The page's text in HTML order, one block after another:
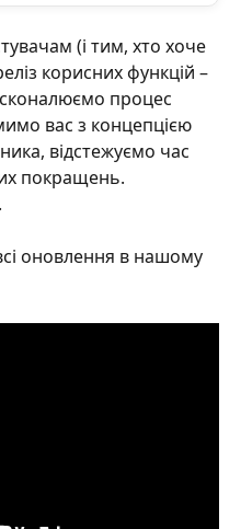
(і тим, хто хоче
корисних функцій –
процес
вас з концепцією
відстежуємо час
покращень.
оновлення в нашому